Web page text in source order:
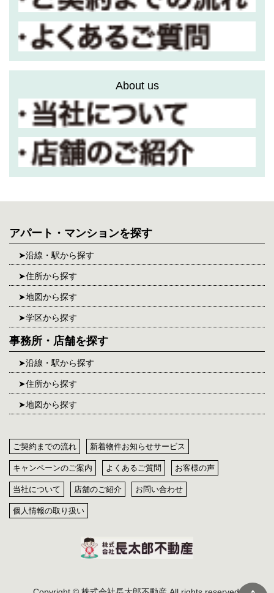
About us
アパート・マンションを探す
沿線・駅から探す
住所から探す
地図から探す
学区から探す
事務所・店舗を探す
沿線・駅から探す
住所から探す
地図から探す
ご契約までの流れ 新着物件お知らせサービス
キャンペーンのご案内 よくあるご質問 お客様の声
当社について 店舗のご紹介 お問い合わせ
個人情報の取り扱い